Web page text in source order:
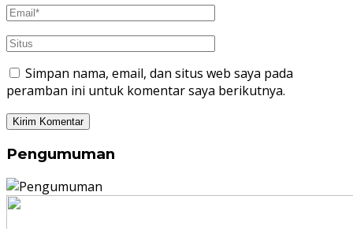
Simpan nama, email, dan situs web saya pada
peramban ini untuk komentar saya berikutnya.
Pengumuman